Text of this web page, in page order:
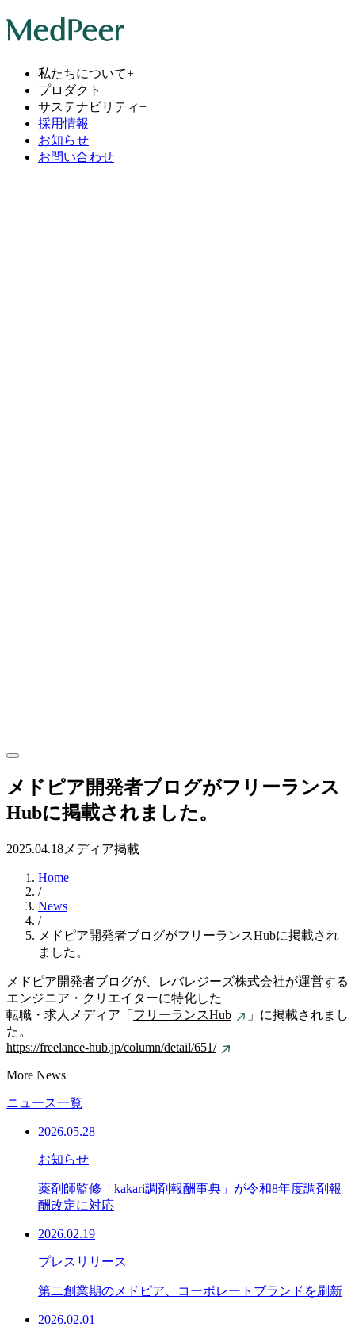
私たちについて+
プロダクト +
サステナビリティ+
採用情報
お知らせ
お問い合わせ
メドピア開発者ブログがフリーランス
Hubに掲載されました。
2025.04.18 メディア掲載
Home
/
News
/
メドピア開発者ブログがフリーランスHubに掲載され
ました。
メドピア開発者ブログが、レバレジーズ株式会社が運営する
エンジニア・クリエイターに特化した
転職・求人メディア「 フリーランスHub
」に掲載されまし
た。
https://freelance-hub.jp/column/detail/651/
More News
ニュース一覧
2026.05.28
お知らせ
薬剤師監修「kakari調剤報酬事典」が令和8年度調剤報
酬改定に対応
2026.02.19
プレスリリース
第二創業期のメドピア、コーポレートブランドを刷新
2026.02.01